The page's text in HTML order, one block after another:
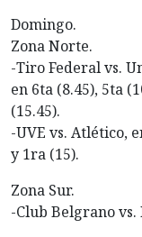
Domingo.
Zona Norte.
-Tiro Federal vs.
en 6ta (8.45), 5ta
(15.45).
-UVE vs. Atlético,
y 1ra (15).
Zona Sur.
-Club Belgrano vs.